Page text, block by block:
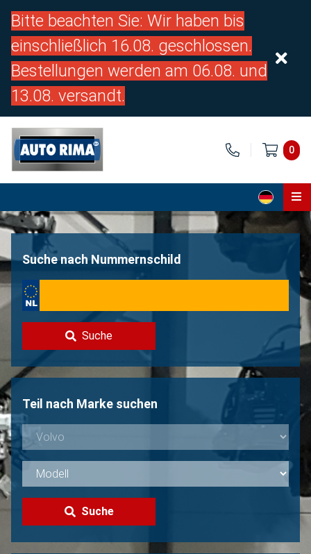
Bitte beachten Sie: Wir haben bis
einschließlich 16.08. geschlossen.
Bestellungen werden am 06.08. und
13.08. versandt.
0
Home
Über uns
Kontakt
Volvo Verkaufen?
Nicht gefunden?
Suche nach Nummernschild
Suche
Teil nach Marke suchen
Suche